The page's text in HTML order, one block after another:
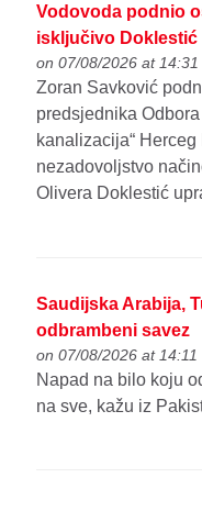
Vodovoda podnio
isključivo Doklestić
on 07/08/2026 at 14:31
Zoran Savković
predsjednika
kanalizacija“
nezadovoljstvo
Olivera Doklestić
Saudijska Arabija,
odbrambeni savez
on 07/08/2026 at 14:11
Napad na bilo koju
na sve, kažu iz